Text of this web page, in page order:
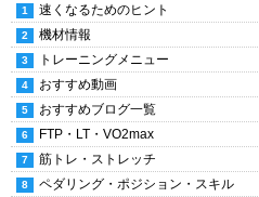
速くなるためのヒント
機材情報
トレーニングメニュー
おすすめ動画
おすすめブログ一覧
FTP・LT・VO2max
筋トレ・ストレッチ
ペダリング・ポジション・スキル